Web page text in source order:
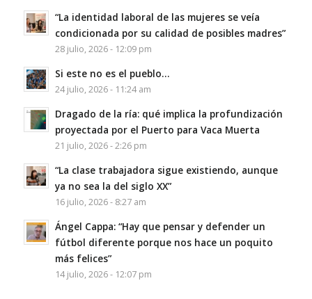
“La identidad laboral de las mujeres se veía
condicionada por su calidad de posibles madres”
28 julio, 2026 - 12:09 pm
Si este no es el pueblo…
24 julio, 2026 - 11:24 am
Dragado de la ría: qué implica la profundización
proyectada por el Puerto para Vaca Muerta
21 julio, 2026 - 2:26 pm
“La clase trabajadora sigue existiendo, aunque
ya no sea la del siglo XX”
16 julio, 2026 - 8:27 am
Ángel Cappa: “Hay que pensar y defender un
fútbol diferente porque nos hace un poquito
más felices”
14 julio, 2026 - 12:07 pm